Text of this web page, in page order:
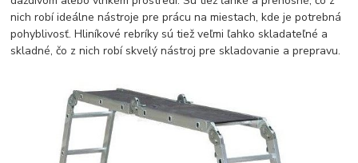
nich robí ideálne nástroje pre prácu na miestach, kde je potrebná
pohyblivosť. Hliníkové rebríky sú tiež veľmi ľahko skladateľné a
skladné, čo z nich robí skvelý nástroj pre skladovanie a prepravu.